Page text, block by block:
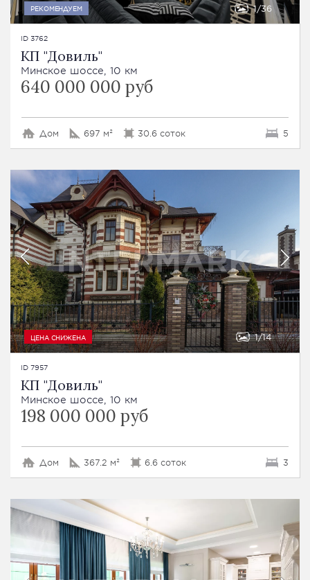
РЕКОМЕНДУЕМ 1 36
ID 3762
КП "Довиль"
Минское шоссе, 10 км
640 000 000 руб
Дом 697 м² 30.6 соток 5
ЦЕНА СНИЖЕНА 1 14
ID 7957
КП "Довиль"
Минское шоссе, 10 км
198 000 000 руб
Дом 367.2 м² 6.6 соток 3